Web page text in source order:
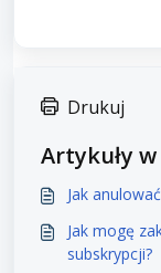
Drukuj
Artykuły
Jak
Jak mogę
subskrypcji?